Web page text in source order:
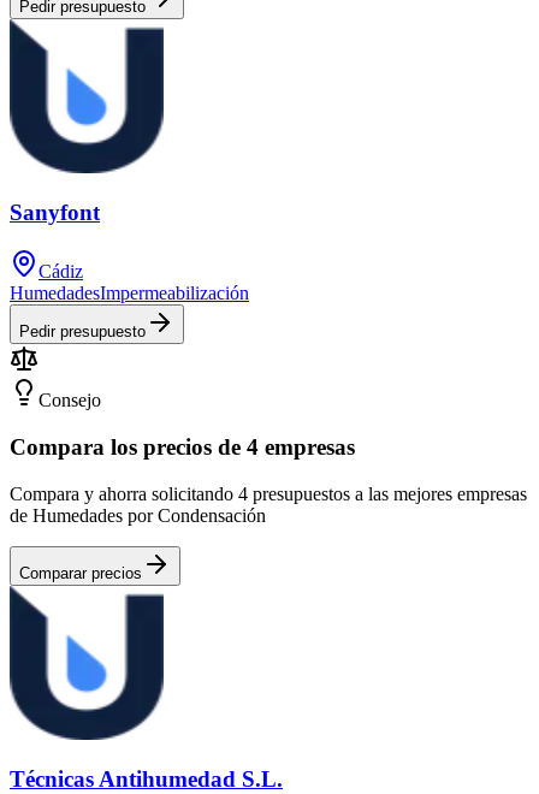
Pedir presupuesto
Sanyfont
Cádiz
HumedadesImpermeabilización
Pedir presupuesto
Consejo
Compara los precios de 4 empresas
Compara y ahorra solicitando 4 presupuestos a las mejores empresas
de Humedades por Condensación
Comparar precios
Técnicas Antihumedad S.L.